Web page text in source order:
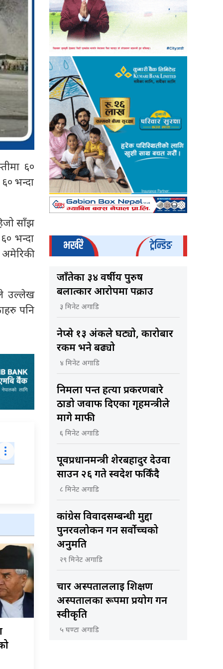
६०
भन्दा
साँझ
भन्दा
उल्लेख
पनि
भर्खरै ट्रेन्डिङ
जाँतेका ३४ वर्षीय पुरुष
बलात्कार आरोपमा पक्राउ
३ मिनेट अगाडि
नेप्से १३ अंकले घट्यो, कारोबार
रकम भने बढ्यो
४ मिनेट अगाडि
निर्मला पन्त हत्या प्रकरणबारे
ठाडो जवाफ दिएका गृहमन्त्रीले
मागे माफी
६ मिनेट अगाडि
पूर्वप्रधानमन्त्री शेरबहादुर देउवा
साउन २६ गते स्वदेश फर्किँदै
८ मिनेट अगाडि
कांग्रेस विवादसम्बन्धी मुद्दा
पुनरवलोकन गर्न सर्वोच्चको
अनुमति
२९ मिनेट अगाडि
चार अस्पताललाई शिक्षण
अस्पतालका रूपमा प्रयोग गर्न
स्वीकृति
५ घण्टा अगाडि